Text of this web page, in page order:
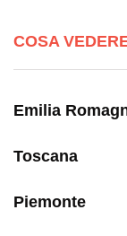
COSA
Emilia
Toscana
Piemonte